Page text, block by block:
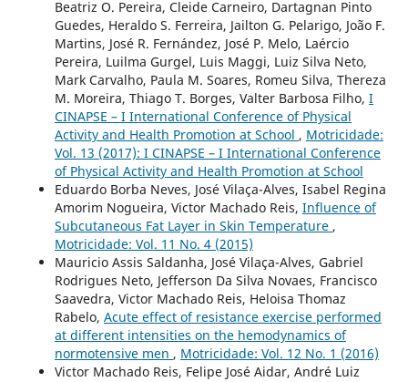
Beatriz O. Pereira, Cleide Carneiro, Dartagnan Pinto
Guedes, Heraldo S. Ferreira, Jailton G. Pelarigo, João F.
Martins, José R. Fernández, José P. Melo, Laércio
Pereira, Luilma Gurgel, Luis Maggi, Luiz Silva Neto,
Mark Carvalho, Paula M. Soares, Romeu Silva, Thereza
M. Moreira, Thiago T. Borges, Valter Barbosa Filho, I
CINAPSE – I International Conference of Physical
Activity and Health Promotion at School , Motricidade:
Vol. 13 (2017): I CINAPSE – I International Conference
of Physical Activity and Health Promotion at School
Eduardo Borba Neves, José Vilaça-Alves, Isabel Regina
Amorim Nogueira, Victor Machado Reis, Influence of
Subcutaneous Fat Layer in Skin Temperature ,
Motricidade: Vol. 11 No. 4 (2015)
Mauricio Assis Saldanha, José Vilaça-Alves, Gabriel
Rodrigues Neto, Jefferson Da Silva Novaes, Francisco
Saavedra, Victor Machado Reis, Heloisa Thomaz
Rabelo, Acute effect of resistance exercise performed
at different intensities on the hemodynamics of
normotensive men , Motricidade: Vol. 12 No. 1 (2016)
Victor Machado Reis, Felipe José Aidar, André Luiz